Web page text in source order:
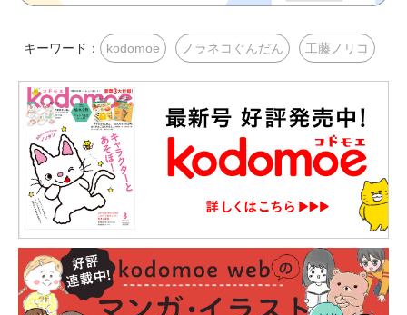
キーワード： kodomoe ノラネコぐんだん 工藤ノリコ